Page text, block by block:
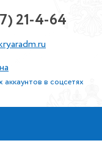
21-4-64
в соцсетях